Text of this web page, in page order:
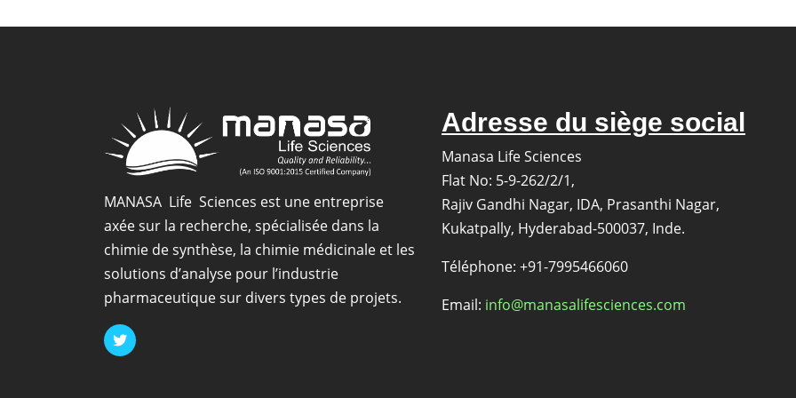
EP
EP
EP
MANASA Life Sciences est une entreprise
axée sur la recherche, spécialisée dans la
chimie de synthèse, la chimie médicinale et les
solutions d’analyse pour l’industrie
pharmaceutique sur divers types de projets.
Adresse du siège social
Manasa Life Sciences
Flat No: 5-9-262/2/1,
Rajiv Gandhi Nagar, IDA, Prasanthi Nagar,
Kukatpally, Hyderabad-500037, Inde.
Téléphone: +91-7995466060
Email: info@manasalifesciences.com